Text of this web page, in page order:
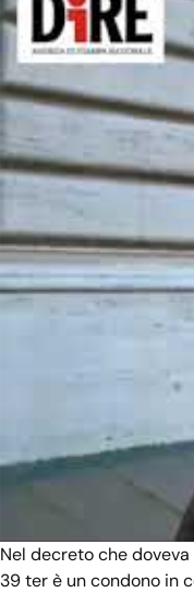
Nel decreto che
39 ter è un condono in